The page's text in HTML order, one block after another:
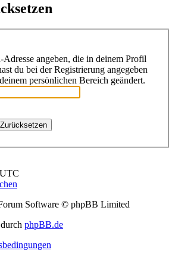
angeben, die in deinem Profil
du bei der Registrierung angegeben
persönlichen Bereich geändert.
UTC
Software © phpBB Limited
phpBB.de